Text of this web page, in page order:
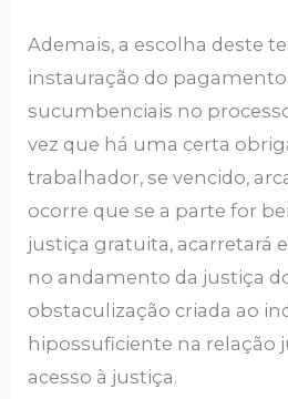
Ademais, a escolha deste
instauração do
sucumbenciais no
vez que há uma certa
trabalhador, se vencido,
ocorre que se a parte for
justiça gratuita, acarretará
no andamento da justiça
obstaculização criada ao
hipossuficiente na relação
acesso à justiça.